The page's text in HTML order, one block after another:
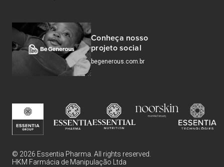
Conheça nosso
projeto social
begenerous.com.br
© 2026 Essentia Pharma. All rights reserved.
HKM Farmácia de Manipulação Ltda